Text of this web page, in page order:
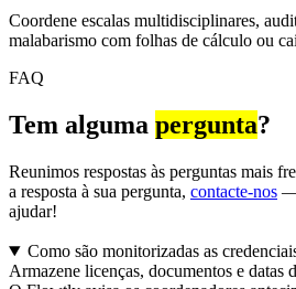
Coordene escalas multidisciplinares,
malabarismo com folhas de cálculo ou
FAQ
Tem alguma pergunta?
Reunimos respostas às perguntas mais
a resposta à sua pergunta, contacte-nos —
ajudar!
Como são monitorizadas as
Armazene licenças, documentos e datas